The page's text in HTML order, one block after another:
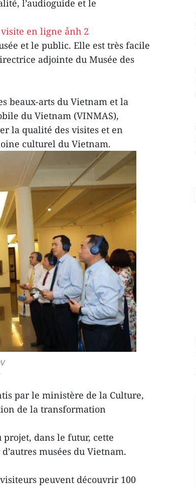
l’audioguide et le
et le public. Elle est très facile
adjointe du Musée des
beaux-arts du Vietnam et la
du Vietnam (VINMAS),
la qualité des visites et en
culturel du Vietnam.
par le ministère de la Culture,
de la transformation
projet, dans le futur, cette
musées du Vietnam.
peuvent découvrir 100